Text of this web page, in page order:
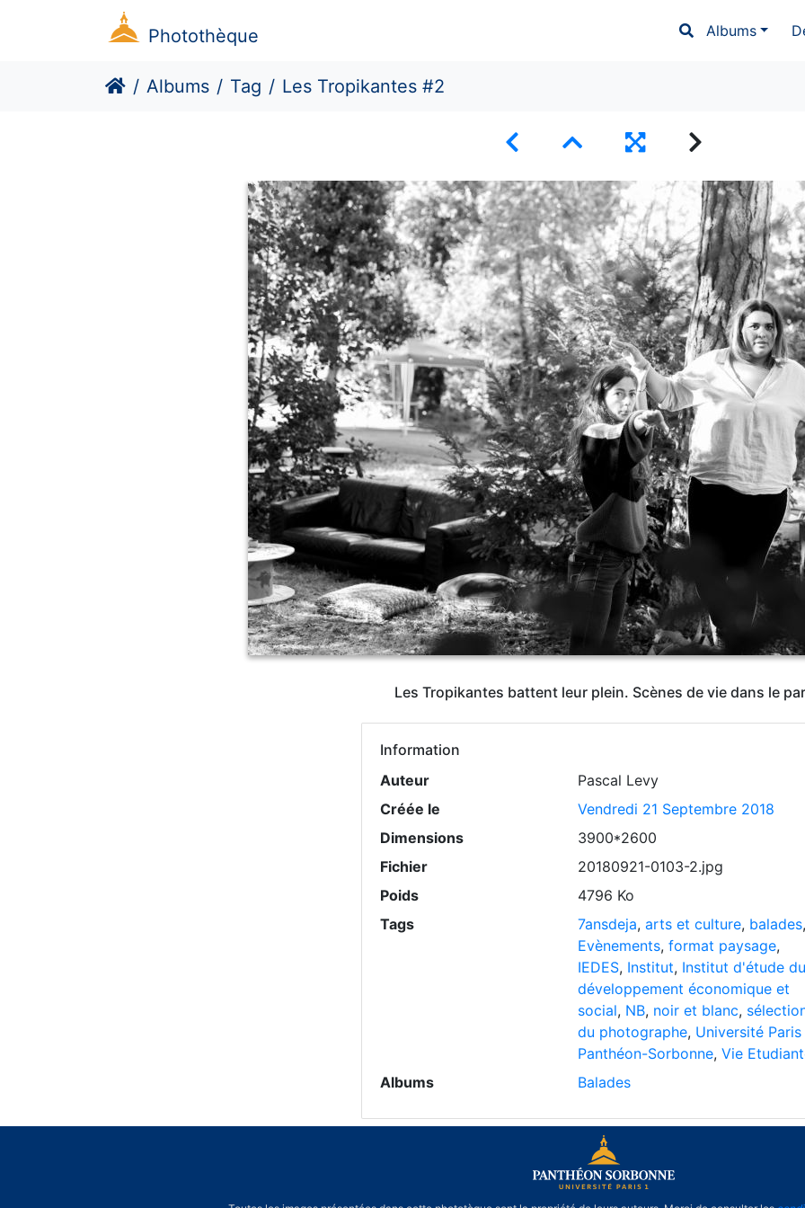
Photothèque Albums
Albums Tag Les Tropikantes #2
Les Tropikantes battent leur plein. Scènes de vie dans le
Information
Auteur
Pascal Levy
Créée le
Vendredi 21 Septembre 2018
Dimensions
3900*2600
Fichier
20180921-0103-2.jpg
Poids
4796 Ko
Tags
7ansdeja, arts et culture, balades,
Evènements, format paysage,
IEDES, Institut, Institut d'étude du
développement économique et
social, NB, noir et blanc,
du photographe, Université Paris
Panthéon-Sorbonne, Vie
Albums
Balades